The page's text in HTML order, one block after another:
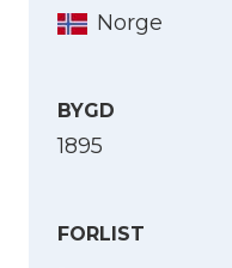
Norge
BYGD
1895
FORLIST